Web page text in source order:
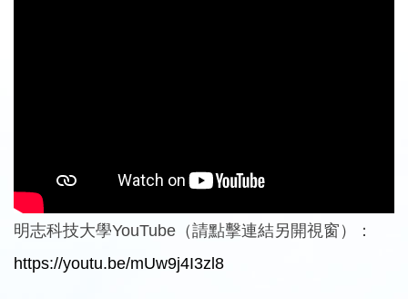
明志科技大學YouTube（請點擊連結另開視窗）：
https://youtu.be/mUw9j4I3zl8